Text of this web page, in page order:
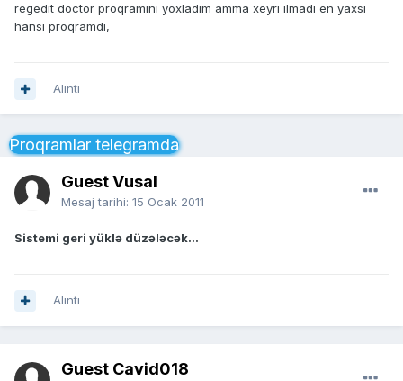
regedit doctor proqramini yoxladim amma xeyri ilmadi en yaxsi
hansi proqramdi,
Alıntı
Proqramlar telegramda
Guest Vusal
Mesaj tarihi: 15 Ocak 2011
Sistemi geri yüklə düzələcək...
Alıntı
Guest Cavid018